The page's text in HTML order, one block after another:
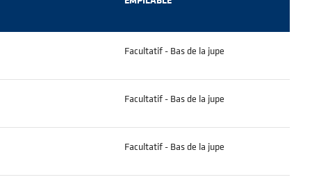
Facultatif - Bas de la jupe
Facultatif - Bas de la jupe
Facultatif - Bas de la jupe